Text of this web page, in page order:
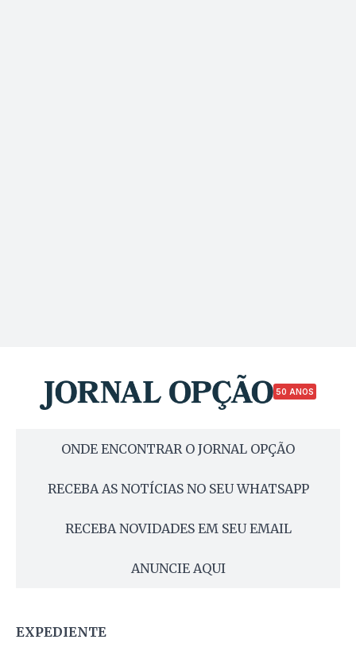
50 ANOS
ONDE ENCONTRAR O JORNAL OPÇÃO
RECEBA AS NOTÍCIAS NO SEU WHATSAPP
RECEBA NOVIDADES EM SEU EMAIL
ANUNCIE AQUI
EXPEDIENTE